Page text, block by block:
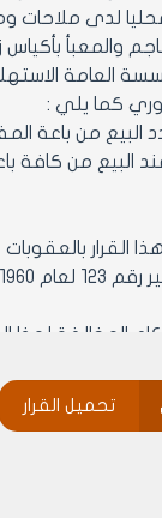
محليا لدى ملاحات
العامة
كما يلي :
عند البيع من كافة
القرار
.
المخالفة لهذا
يلزم لتنفيذ أحكامه
تحميل القرار